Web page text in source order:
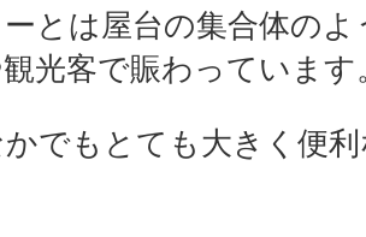
とは屋台の集合体の
光客で賑わっています
でもとても大きく便